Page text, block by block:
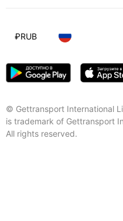
© Gettransport International
is trademark of Gettransport
All rights reserved.
₽RUB